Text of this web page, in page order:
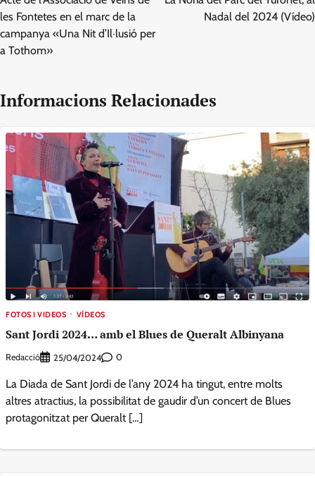
les Fontetes en el marc de la
campanya «Una Nit d’Il·lusió per
a Tothom»
Nadal del 2024 (Vídeo)
Informacions Relacionades
FOTOS I VIDEOS VÍDEOS
Sant Jordi 2024… amb el Blues de Queralt Albinyana
Redacció 25/04/2024 0
La Diada de Sant Jordi de l’any 2024 ha tingut, entre molts
altres atractius, la possibilitat de gaudir d’un concert de Blues
protagonitzat per Queralt […]